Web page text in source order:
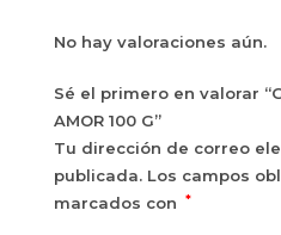
No hay valoraciones aún.
Sé el primero en valorar
AMOR 100 G”
Tu dirección de correo
publicada. Los campos
marcados con
*